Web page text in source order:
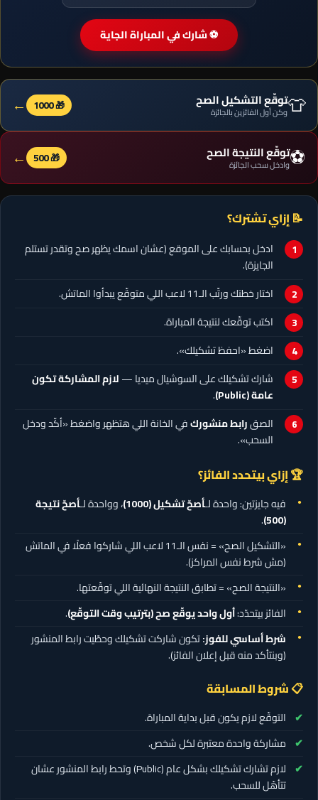
⚽ شارك في المباراة الجاية
👕توقّع التشكيل الصح
وكن أول الفائزين بالجائزة 🎁 1000
←
⚽توقّع النتيجة الصح
وادخل سحب الجائزة 🎁 500
←
📝 إزاي تشترك؟
ادخل بحسابك على الموقع (عشان اسمك يظهر صح وتقدر تستلم
الجايزة).
اختار خطتك ورتّب الـ11 لاعب اللي متوقّع يبدأوا الماتش.
اكتب توقّعك لنتيجة المباراة.
اضغط «احفظ تشكيلك».
شارك تشكيلك على السوشيال ميديا —لازم المشاركة تكون
عامة (Public)
.
الصقرابط منشوركفي الخانة اللي هتظهر واضغط «أكّد ودخل
السحب».
🏆 إزاي بيتحدد الفائز؟
فيه جايزتين: واحدة لـأصحّ تشكيل(1000) ، وواحدة لـأصحّ نتيجة
(500)
.
«التشكيل الصح» = نفس الـ11 لاعب اللي شاركوا فعلًا في الماتش
(مش شرط نفس المراكز).
«النتيجة الصح» = تطابق النتيجة النهائية اللي توقّعتها.
الفائز بيتحدّد:أول واحد يوقّع صح (بترتيب وقت التوقّع).
شرط أساسي للفوز:تكون شاركت تشكيلك وحطّيت رابط المنشور
(وبنتأكد منه قبل إعلان الفائز).
📋 شروط المسابقة
التوقّع لازم يكون قبل بداية المباراة.
مشاركة واحدة معتبرة لكل شخص.
لازم تشارك تشكيلك بشكل عام (Public) وتحط رابط المنشور عشان
تتأهّل للسحب.